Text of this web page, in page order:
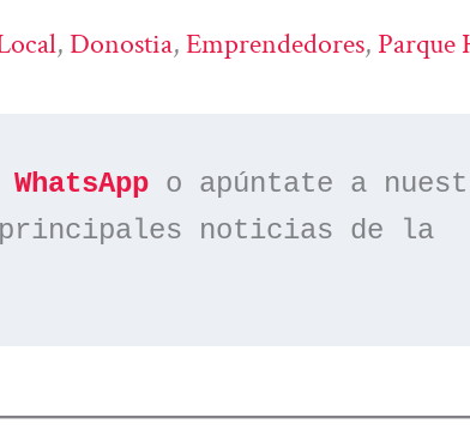
, Donostia, Emprendedores, Parque
WhatsApp
noticias de la